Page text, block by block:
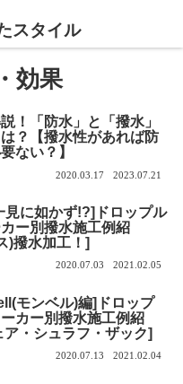
効果
！「防水」と「撥水」
？【撥水性があれば防
ない？】
2020.03.17 2023.07.21
見に如かず!?]ドロップル
ー別撥水施工例紹
)撥水加工！]
2020.07.03 2021.02.05
モンベル)編]ドロップ
カー別撥水施工例紹
・シュラフ・ザック]
2020.07.13 2021.02.04